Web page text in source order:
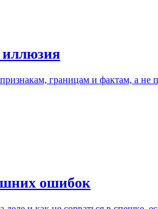
иллюзия
границам и фактам, а
ошибок